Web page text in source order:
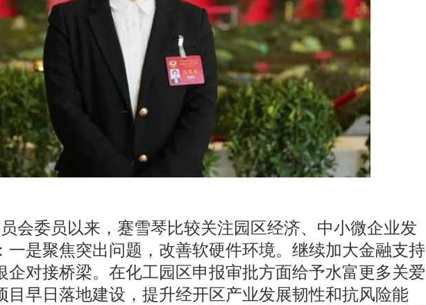
会委员以来，蹇雪琴比较关注园区经济、中小微企业发
一是聚焦突出问题，改善软硬件环境。继续加大金融支持
企对接桥梁。在化工园区申报审批方面给予水富更多关爱
目早日落地建设，提升经开区产业发展韧性和抗风险能